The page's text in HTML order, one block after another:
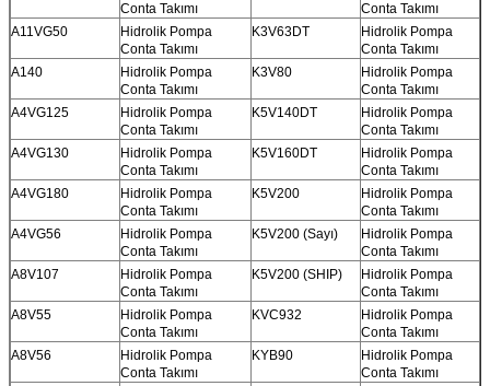
Conta Takımı
Conta Takımı
A11VG50
Hidrolik Pompa
Conta Takımı
K3V63DT
Hidrolik Pompa
Conta Takımı
A140
Hidrolik Pompa
Conta Takımı
K3V80
Hidrolik Pompa
Conta Takımı
A4VG125
Hidrolik Pompa
Conta Takımı
K5V140DT
Hidrolik Pompa
Conta Takımı
A4VG130
Hidrolik Pompa
Conta Takımı
K5V160DT
Hidrolik Pompa
Conta Takımı
A4VG180
Hidrolik Pompa
Conta Takımı
K5V200
Hidrolik Pompa
Conta Takımı
A4VG56
Hidrolik Pompa
Conta Takımı
K5V200 (Sayı)
Hidrolik Pompa
Conta Takımı
A8V107
Hidrolik Pompa
Conta Takımı
K5V200 (SHIP)
Hidrolik Pompa
Conta Takımı
A8V55
Hidrolik Pompa
Conta Takımı
KVC932
Hidrolik Pompa
Conta Takımı
A8V56
Hidrolik Pompa
Conta Takımı
KYB90
Hidrolik Pompa
Conta Takımı